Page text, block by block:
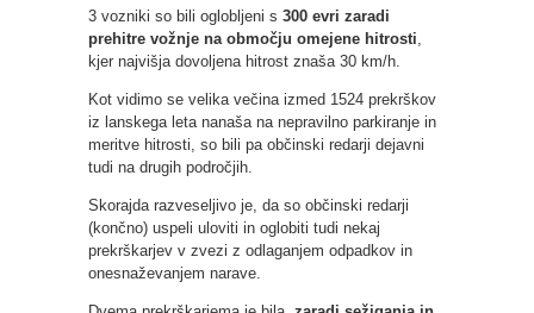
3 vozniki so bili oglobljeni s 300 evri zaradi
prehitre vožnje na območju omejene hitrosti
kjer najvišja dovoljena hitrost znaša 30 km/h.
Kot vidimo se velika večina izmed 1524 prekrškov
iz lanskega leta nanaša na nepravilno parkiranje in
meritve hitrosti, so bili pa občinski redarji dejavni
tudi na drugih področjih.
Skorajda razveseljivo je, da so občinski redarji
(končno) uspeli uloviti in oglobiti tudi nekaj
prekrškarjev v zvezi z odlaganjem odpadkov in
onesnaževanjem narave.